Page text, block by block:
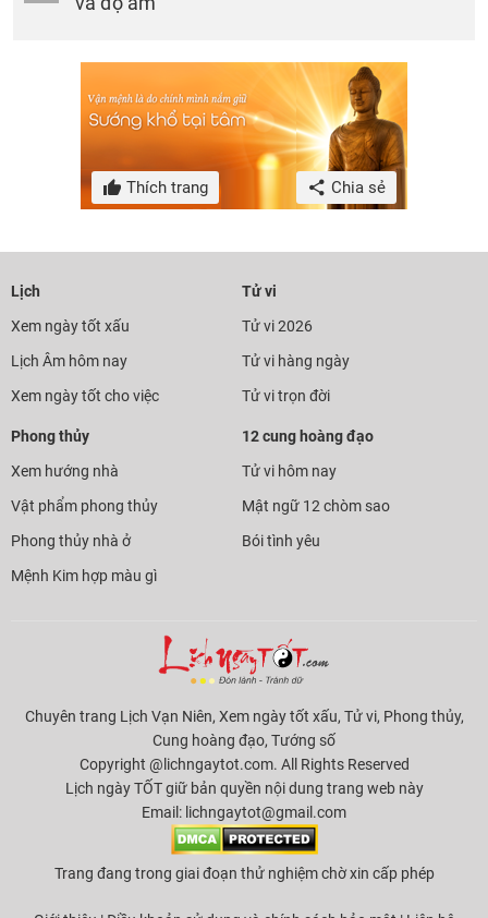
Thích trang Chia sẻ
Lịch
Xem ngày tốt xấu
Lịch Âm hôm nay
Xem ngày tốt cho việc
Tử vi
Tử vi 2026
Tử vi hàng ngày
Tử vi trọn đời
Phong thủy
Xem hướng nhà
Vật phẩm phong thủy
Phong thủy nhà ở
Mệnh Kim hợp màu gì
12 cung hoàng đạo
Tử vi hôm nay
Mật ngữ 12 chòm sao
Bói tình yêu
Chuyên trang Lịch Vạn Niên, Xem ngày tốt xấu, Tử vi, Phong thủy,
Cung hoàng đạo, Tướng số
Copyright @lichngaytot.com. All Rights Reserved
Lịch ngày TỐT giữ bản quyền nội dung trang web này
Email: lichngaytot@gmail.com
Trang đang trong giai đoạn thử nghiệm chờ xin cấp phép